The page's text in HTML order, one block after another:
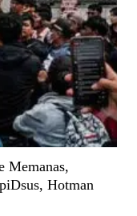
Memanas,
Hotman